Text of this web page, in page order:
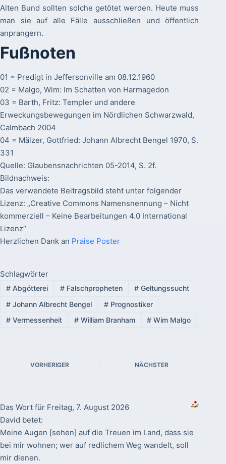
Alten Bund sollten solche getötet werden. Heute muss
man sie auf alle Fälle ausschließen und öffentlich
anprangern.
Fußnoten
01 = Predigt in Jeffersonville am 08.12.1960
02 = Malgo, Wim: Im Schatten von Harmagedon
03 = Barth, Fritz: Templer und andere
Erweckungsbewegungen im Nördlichen Schwarzwald,
Calmbach 2004
04 = Mälzer, Gottfried: Johann Albrecht Bengel 1970, S.
331
Quelle: Glaubensnachrichten 05-2014, S. 2f.
Bildnachweis:
Das verwendete Beitragsbild steht unter folgender
Lizenz: „Creative Commons Namensnennung – Nicht
kommerziell – Keine Bearbeitungen 4.0 International
Lizenz“
Herzlichen Dank an Praise Poster
Schlagwörter
#Abgötterei #Falschpropheten # Geltungssucht
#Johann Albrecht Bengel #Prognostiker
#Vermessenheit #William Branham # Wim Malgo
VORHERIGER NÄCHSTER
Das Wort für Freitag, 7. August 2026
David betet:
Meine Augen [sehen] auf die Treuen im Land, dass sie
bei mir wohnen; wer auf redlichem Weg wandelt, soll
mir dienen.